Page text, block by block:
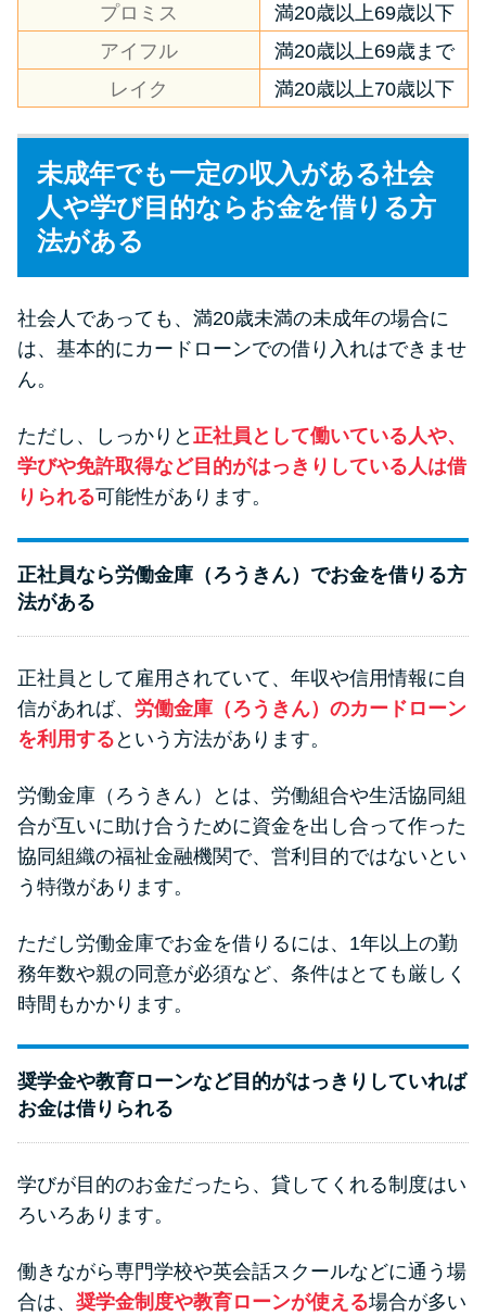
方法はどれ？
年収が低い＆他社借入があると
落ちる？バンクイックの口コミ
を分析
みずほ銀行カードローンの問い
プロミス
満20歳以上69歳以下
アイフル
満20歳以上69歳まで
レイク
満20歳以上70歳以下
未成年でも一定の収入がある社会
人や学び目的ならお金を借りる方
法がある
社会人であっても、満20歳未満の未成年の場合に
は、基本的にカードローンでの借り入れはできませ
ん。
ただし、しっかりと 正社員として働いている人や、
学びや免許取得など目的がはっきりしている人は借
りられる可能性があります。
正社員なら労働金庫（ろうきん）でお金を借りる方
法がある
正社員として雇用されていて、年収や信用情報に自
信があれば、 労働金庫（ろうきん）のカードローン
を利用する という方法があります。
労働金庫（ろうきん）とは、労働組合や生活協同組
合が互いに助け合うために資金を出し合って作った
協同組織の福祉金融機関で、営利目的ではないとい
う特徴があります。
ただし労働金庫でお金を借りるには、1年以上の勤
務年数や親の同意が必須など、条件はとても厳しく
時間もかかります。
奨学金や教育ローンなど目的がはっきりしていれば
お金は借りられる
学びが目的のお金だったら、貸してくれる制度はい
ろいろあります。
働きながら専門学校や英会話スクールなどに通う場
合は、 奨学金制度や教育ローンが使える場合が多い